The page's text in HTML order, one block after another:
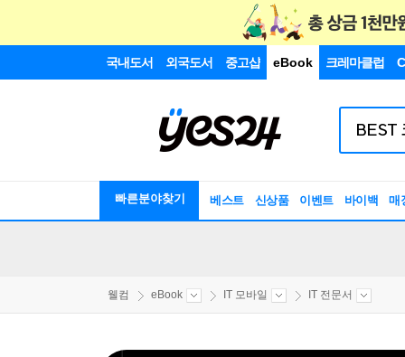
국내도서 외국도서 중고샵 eBook 크레마클럽
빠른분야찾기 베스트 신상품 이벤트 바이백 매
웰컴 eBook IT 모바일 IT 전문서